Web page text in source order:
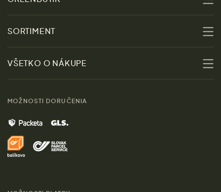
O nás
Udržateľnosť
Kontakt
Značky
Pre médiá
SORTIMENT
Zľavy
Ženy
Muži
Darčeky
VŠETKO O NÁKUPE
Doprava a platba
MOŽNOSTI DORUČENIA